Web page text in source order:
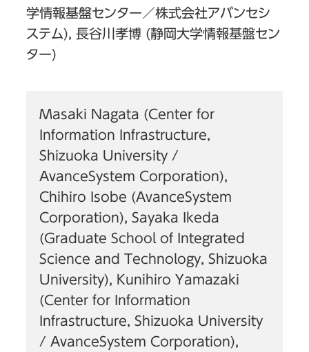
学情報基盤センター／株式会社アバンセシ
ステム), 長谷川孝博 (静岡大学情報基盤セン
ター)
Masaki Nagata (Center for
Information Infrastructure,
Shizuoka University /
AvanceSystem Corporation),
Chihiro Isobe (AvanceSystem
Corporation), Sayaka Ikeda
(Graduate School of Integrated
Science and Technology, Shizuoka
University), Kunihiro Yamazaki
(Center for Information
Infrastructure, Shizuoka University
/ AvanceSystem Corporation),